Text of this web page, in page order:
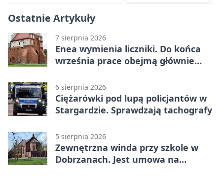
Ostatnie Artykuły
7 sierpnia 2026
Enea wymienia liczniki. Do końca
września prace obejmą głównie
6 sierpnia 2026
Ciężarówki pod lupą policjantów w
Stargardzie. Sprawdzają tachografy
5 sierpnia 2026
Zewnętrzna winda przy szkole w
Dobrzanach. Jest umowa na